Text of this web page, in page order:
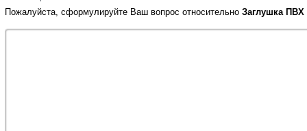
Пожалуйста, сформулируйте Ваш вопрос относительно Заглушка ПВХ